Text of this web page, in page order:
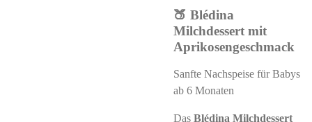
🍑 Blédina
Milchdessert mit
Aprikosengeschmack
Sanfte Nachspeise für Babys
ab 6 Monaten
Das Blédina Milchdessert